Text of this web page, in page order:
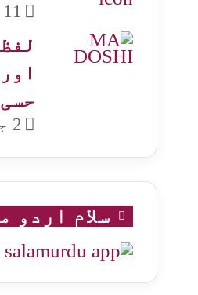
11 نومبر, 2025
حسی
2 جون, 2026
سلام اردو